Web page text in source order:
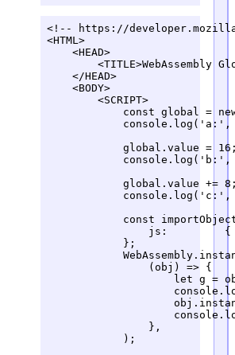
<!-- https://
<HTML>
    <HEAD>
<TITLE>WebAssembly
    </HEAD>
    <BODY>
        <SCRIPT>
const global =
console.log('a:',
global.value =
console.log('b:',
global.value +=
console.log('c:',
const
js:         {
            };
                (obj) => {
let g =
                },
            );